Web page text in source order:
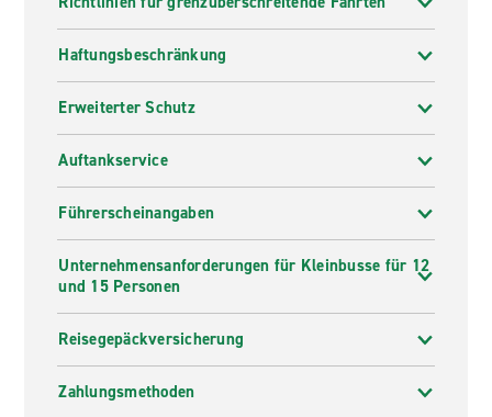
Haftungsbeschränkung
Erweiterter Schutz
Auftankservice
Führerscheinangaben
Unternehmensanforderungen für Kleinbusse für 12
und 15 Personen
Reisegepäckversicherung
Zahlungsmethoden